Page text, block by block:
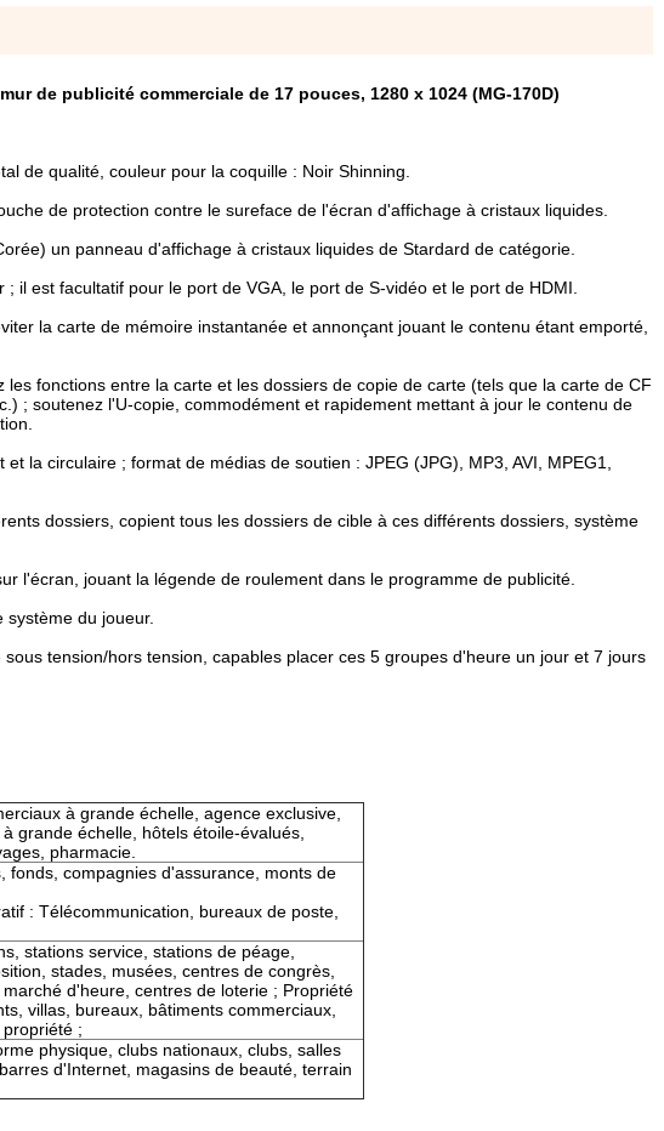
de publicité commerciale de 17 pouces, 1280 x 1024 (MG-170D)
de qualité, couleur pour la coquille : Noir Shinning.
de protection contre le sureface de l'écran d'affichage à cristaux liquides.
un panneau d'affichage à cristaux liquides de Stardard de catégorie.
il est facultatif pour le port de VGA, le port de S-vidéo et le port de HDMI.
la carte de mémoire instantanée et annonçant jouant le contenu étant emporté,
fonctions entre la carte et les dossiers de copie de carte (tels que la carte de CF
; soutenez l'U-copie, commodément et rapidement mettant à jour le contenu de
la circulaire ; format de médias de soutien : JPEG (JPG), MP3, AVI, MPEG1,
dossiers, copient tous les dossiers de cible à ces différents dossiers, système
l'écran, jouant la légende de roulement dans le programme de publicité.
du joueur.
tension/hors tension, capables placer ces 5 groupes d'heure un jour et 7 jours
à grande échelle, agence exclusive,
grande échelle, hôtels étoile-évalués,
pharmacie.
fonds, compagnies d'assurance, monts de
: Télécommunication, bureaux de poste,
stations service, stations de péage,
stades, musées, centres de congrès,
d'heure, centres de loterie ; Propriété
villas, bureaux, bâtiments commerciaux,
;
physique, clubs nationaux, clubs, salles
d'Internet, magasins de beauté, terrain